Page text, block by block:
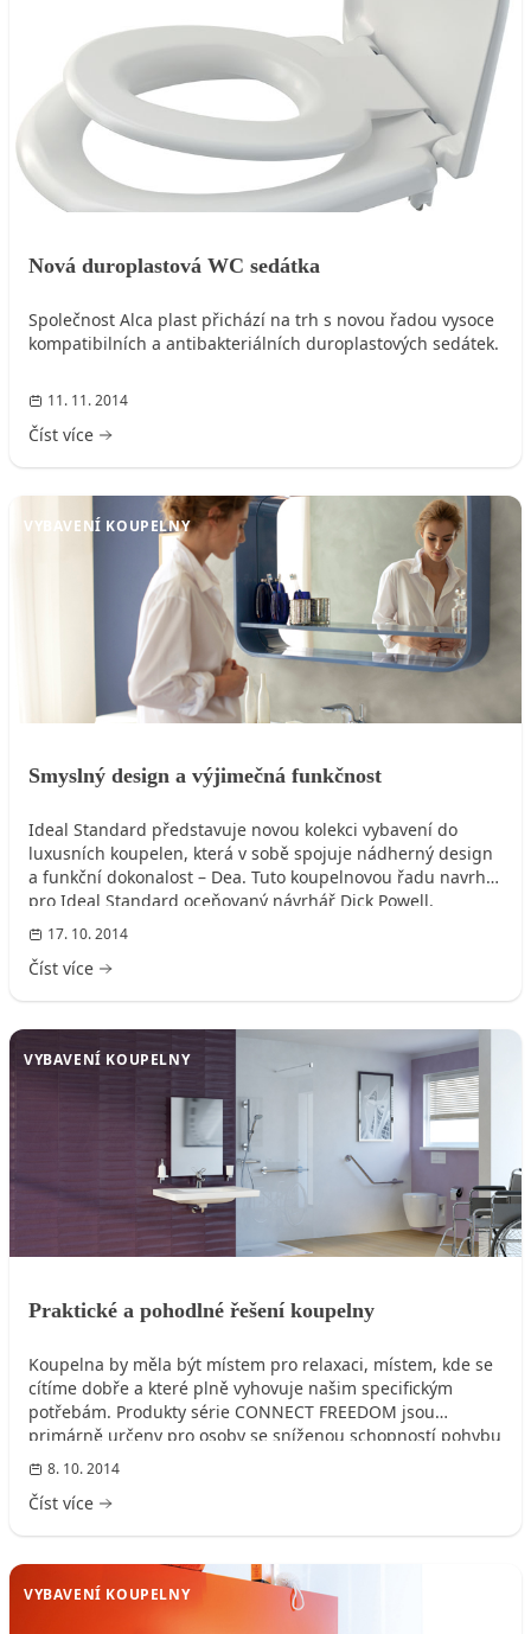
Nová duroplastová WC sedátka
Společnost Alca plast přichází na trh s novou řadou vysoce
kompatibilních a antibakteriálních duroplastových sedátek.
11. 11. 2014
Číst více
VYBAVENÍ KOUPELNY
Smyslný design a výjimečná funkčnost
Ideal Standard představuje novou kolekci vybavení do
luxusních koupelen, která v sobě spojuje nádherný design
a funkční dokonalost – Dea. Tuto koupelnovou řadu navrhl
pro Ideal Standard oceňovaný návrhář Dick Powell,
spoluzakladatel designového studia Seymour Powell. Nová
v posledních deseti letech koupelnovému designu
dominoval, a staví na uživatelské přívětivosti, která je
17. 10. 2014
Číst více
VYBAVENÍ KOUPELNY
Praktické a pohodlné řešení koupelny
Koupelna by měla být místem pro relaxaci, místem, kde se
cítíme dobře a které plně vyhovuje našim specifickým
potřebám. Produkty série CONNECT FREEDOM jsou
primárně určeny pro osoby se sníženou schopností pohybu
a orientace nebo osoby s nadváhou, které nechtějí již
8. 10. 2014
Číst více
VYBAVENÍ KOUPELNY